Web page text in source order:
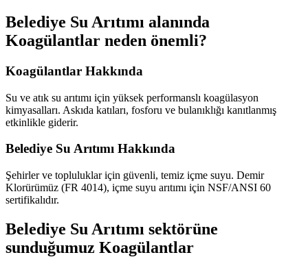
Belediye Su Arıtımı alanında
Koagülantlar neden önemli?
Koagülantlar Hakkında
Su ve atık su arıtımı için yüksek performanslı koagülasyon
kimyasalları. Askıda katıları, fosforu ve bulanıklığı kanıtlanmış
etkinlikle giderir.
Belediye Su Arıtımı Hakkında
Şehirler ve topluluklar için güvenli, temiz içme suyu. Demir
Klorürümüz (FR 4014), içme suyu arıtımı için NSF/ANSI 60
sertifikalıdır.
Belediye Su Arıtımı sektörüne
sunduğumuz Koagülantlar